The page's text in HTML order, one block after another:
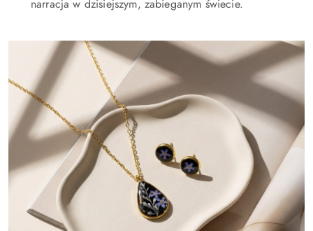
narracja w dzisiejszym, zabieganym świecie.